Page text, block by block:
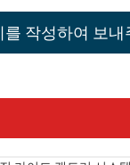
를 작성하여 보내